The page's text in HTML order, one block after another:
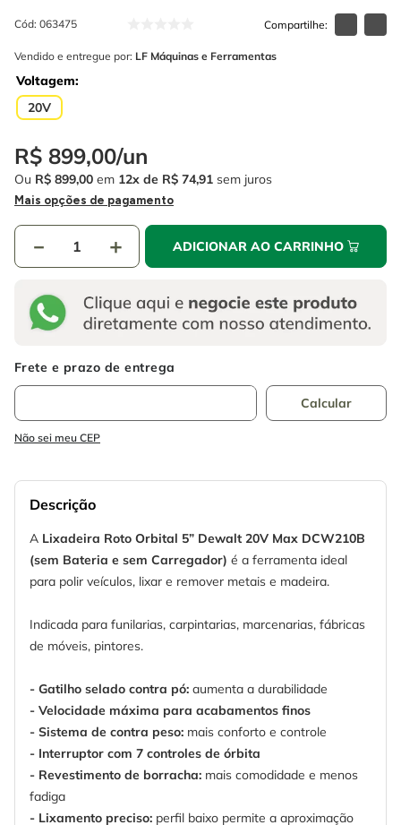
Cód: 063475
Vendido e entregue por: LF Máquinas e Ferramentas
Voltagem
20V
R$ 899,00/un
Ou R$ 899,00 em 12 R$ 74,91 sem juros
Mais opções de pagamento
＋
－ ADICIONAR AO CARRINHO
Não sei meu CEP
Descrição
A Lixadeira Roto Orbital 5” Dewalt 20V Max DCW210B
(sem Bateria e sem Carregador) é a ferramenta ideal
para polir veículos, lixar e remover metais e madeira.
Indicada para funilarias, carpintarias, marcenarias, fábricas
de móveis, pintores.
- Gatilho selado contra pó: aumenta a durabilidade
- Velocidade máxima para acabamentos finos
- Sistema de contra peso: mais conforto e controle
- Interruptor com 7 controles de órbita
- Revestimento de borracha: mais comodidade e menos
fadiga
- Lixamento preciso: perfil baixo permite a aproximação
8º fio
9º
10º chave impacto
º
luva
º lavadora alta pressão